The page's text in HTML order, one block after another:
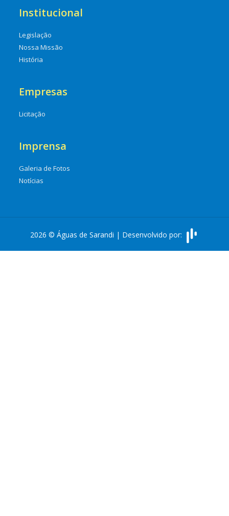
Institucional
Legislação
Nossa Missão
História
Empresas
Licitação
Imprensa
Galeria de Fotos
Notícias
2026 © Águas de Sarandi | Desenvolvido por: